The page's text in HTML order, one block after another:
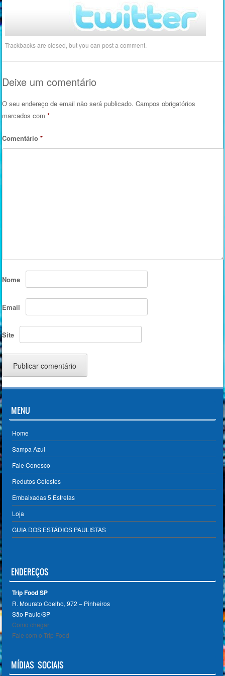
Trackbacks are closed, but you canpost a comment
Deixe um comentário
O seu endereço de email não será publicado. Campos obrigatórios
marcados com*
Comentário*
Nome
Email
Site
MENU
Home
Sampa Azul
Fale Conosco
Redutos Celestes
Embaixadas 5 Estrelas
Loja
GUIA DOS ESTÁDIOS PAULISTAS
ENDEREÇOS
Trip Food SP
R. Mourato Coelho, 972 – Pinheiros
São Paulo/SP ‎
Como chegar
Fale com o Trip Food
MÍDIAS SOCIAIS